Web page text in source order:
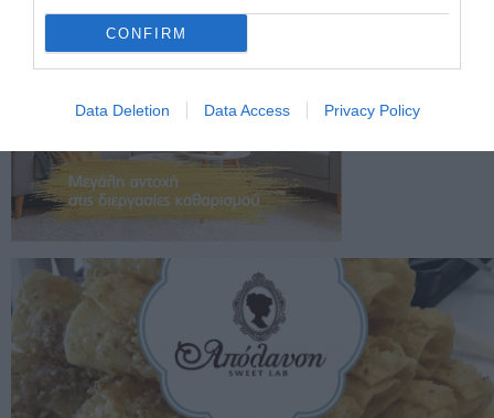
CONFIRM
Data Deletion Data Access Privacy Policy